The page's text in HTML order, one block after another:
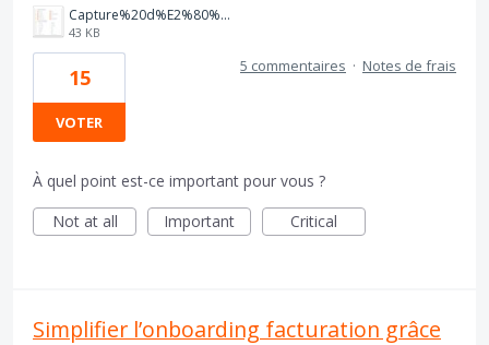
Capture%20d%E2%80%99%C3%A9cran%202025-08-19%20162550.jpg
43 KB
15
VOTER
5 commentaires · Notes de frais
À quel point est-ce important pour vous ?
Not at all
Important Critical
Simplifier l’onboarding facturation grâce